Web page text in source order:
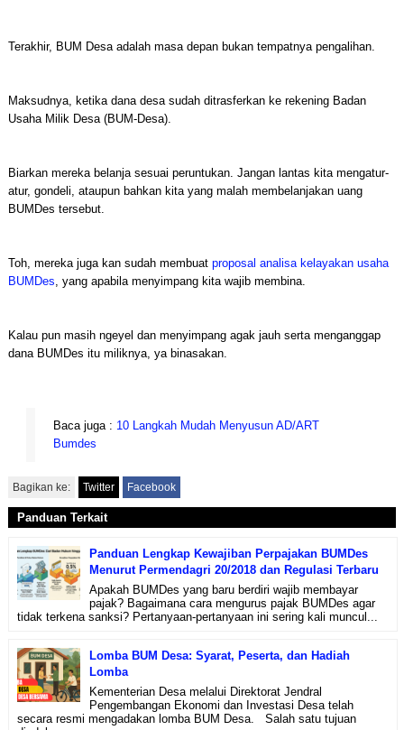
Terakhir, BUM Desa adalah masa depan bukan tempatnya pengalihan.
Maksudnya, ketika dana desa sudah ditrasferkan ke rekening Badan
Usaha Milik Desa (BUM-Desa).
Biarkan mereka belanja sesuai peruntukan. Jangan lantas kita mengatur-
atur, gondeli, ataupun bahkan kita yang malah membelanjakan uang
BUMDes tersebut.
Toh, mereka juga kan sudah membuat proposal analisa kelayakan usaha
BUMDes, yang apabila menyimpang kita wajib membina.
Kalau pun masih ngeyel dan menyimpang agak jauh serta menganggap
dana BUMDes itu miliknya, ya binasakan.
Baca juga : 10 Langkah Mudah Menyusun AD/ART
Bumdes
Bagikan ke: Twitter Facebook
Panduan Terkait
Panduan Lengkap Kewajiban Perpajakan BUMDes
Menurut Permendagri 20/2018 dan Regulasi Terbaru
Apakah BUMDes yang baru berdiri wajib membayar
pajak? Bagaimana cara mengurus pajak BUMDes agar
tidak terkena sanksi? Pertanyaan-pertanyaan ini sering kali muncul...
Lomba BUM Desa: Syarat, Peserta, dan Hadiah
Lomba
Kementerian Desa melalui Direktorat Jendral
Pengembangan Ekonomi dan Investasi Desa telah
secara resmi mengadakan lomba BUM Desa. Salah satu tujuan